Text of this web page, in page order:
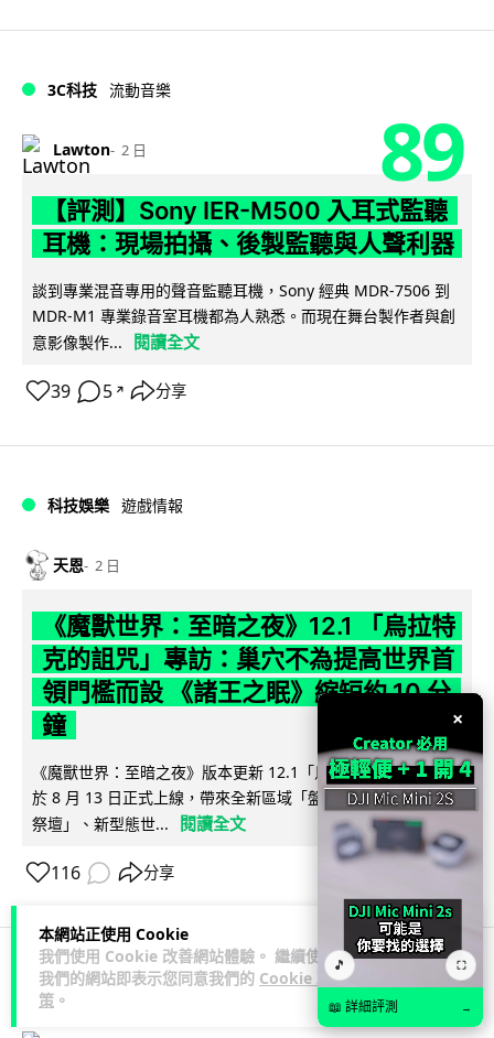
本網站正使用 Cookie
我們使用 Cookie 改善網站體驗。 繼續使用
我們的網站即表示您同意我們的 Cookie 政
策 。
3C科技 流動音樂
Lawton 2 日 89
【評測】Sony IER-M500 入耳式監聽
耳機：現場拍攝、後製監聽與人聲利器
談到專業混音專用的聲音監聽耳機，Sony 經典 MDR-7506 到
MDR-M1 專業錄音室耳機都為人熟悉。而現在舞台製作者與創
意影像製作...
閱讀全文
39 5 ↗ 分享
科技娛樂 遊戲情報
天恩 2 日
《魔獸世界：至暗之夜》12.1 「烏拉特
克的詛咒」專訪：巢穴不為提高世界首
領門檻而設 《諸王之眠》縮短約 10 分
鐘
《魔獸世界：至暗之夜》版本更新 12.1「烏拉特克的詛咒」將
於 8 月 13 日正式上線，帶來全新區域「盤蛇島」、地城「毒牙
祭壇」、新型態世...
閱讀全文
116 分享
科技娛樂 遊戲情報
×
🎵 ⛶
📖 詳細評測 →